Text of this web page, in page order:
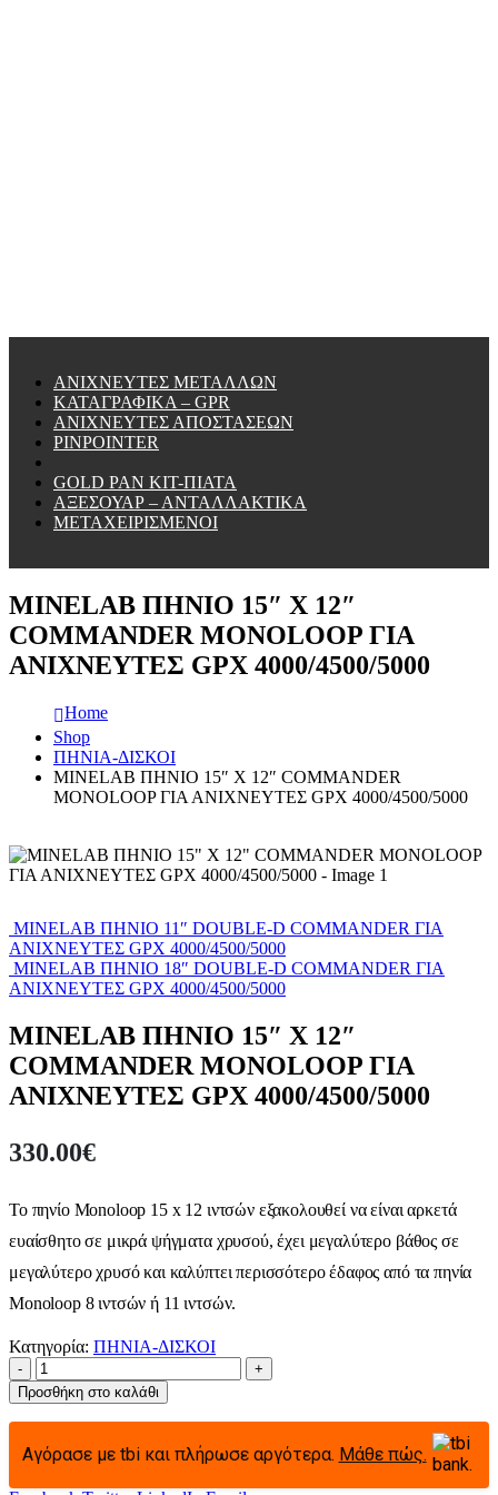
ΑΝΙΧΝΕΥΤΕΣ ΜΕΤΑΛΛΩΝ
ΚΑΤΑΓΡΑΦΙΚΑ – GPR
ΑΝΙΧΝΕΥΤΕΣ ΑΠΟΣΤΑΣΕΩΝ
PINPOINTER
GOLD PAN KIT-ΠΙΑΤΑ
ΑΞΕΣΟΥΑΡ – ΑΝΤΑΛΛΑΚΤΙΚΑ
ΜΕΤΑΧΕΙΡΙΣΜΕΝΟΙ
MINELAB ΠΗΝΙΟ 15″ X 12″
COMMANDER MONOLOOP ΓΙΑ
ΑΝΙΧΝΕΥΤΕΣ GPX 4000/4500/5000
Home
Shop
ΠΗΝΙΑ-ΔΙΣΚΟΙ
MINELAB ΠΗΝΙΟ 15″ X 12″ COMMANDER
MONOLOOP ΓΙΑ ΑΝΙΧΝΕΥΤΕΣ GPX 4000/4500/5000
MINELAB ΠΗΝΙΟ 11″ DOUBLE-D COMMANDER ΓΙΑ
ΑΝΙΧΝΕΥΤΕΣ GPX 4000/4500/5000
MINELAB ΠΗΝΙΟ 18″ DOUBLE-D COMMANDER ΓΙΑ
ΑΝΙΧΝΕΥΤΕΣ GPX 4000/4500/5000
MINELAB ΠΗΝΙΟ 15″ X 12″
COMMANDER MONOLOOP ΓΙΑ
ΑΝΙΧΝΕΥΤΕΣ GPX 4000/4500/5000
330.00€
Το πηνίο Monoloop 15 x 12 ιντσών εξακολουθεί να είναι αρκετά
ευαίσθητο σε μικρά ψήγματα χρυσού, έχει μεγαλύτερο βάθος σε
μεγαλύτερο χρυσό και καλύπτει περισσότερο έδαφος από τα πηνία
Monoloop 8 ιντσών ή 11 ιντσών.
Κατηγορία: ΠΗΝΙΑ-ΔΙΣΚΟΙ
-
+
Προσθήκη στο καλάθι
Αγόρασε με tbi και πλήρωσε αργότερα. Μάθε πώς.